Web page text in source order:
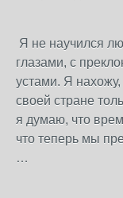
Я не научился
глазами, с
устами. Я
своей стране
я думаю, что
что теперь мы
…